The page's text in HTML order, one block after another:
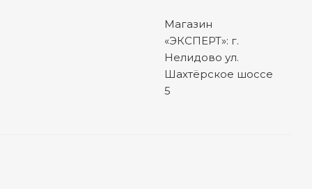
Магазин
«ЭКСПЕРТ»: г.
Нелидово ул.
Шахтёрское шоссе
5